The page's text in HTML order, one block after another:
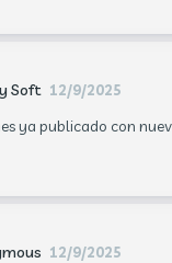
Soft 12/9/2025
ya publicado con
12/9/2025